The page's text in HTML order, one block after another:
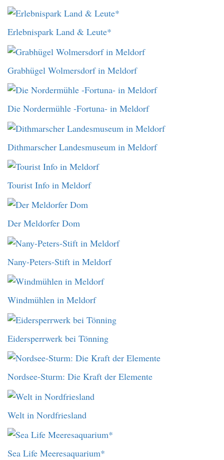
Erlebnispark Land & Leute*
Grabhügel Wolmersdorf in Meldorf
Die Nordermühle -Fortuna- in Meldorf
Dithmarscher Landesmuseum in Meldorf
Tourist Info in Meldorf
Der Meldorfer Dom
Nany-Peters-Stift in Meldorf
Windmühlen in Meldorf
Eidersperrwerk bei Tönning
Nordsee-Sturm: Die Kraft der Elemente
Welt in Nordfriesland
Sea Life Meeresaquarium*